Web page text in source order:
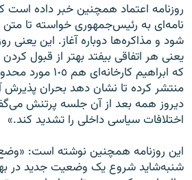
روزنامه اعتماد همچنین خبر داده است
شود و مذاکره‌ها دوباره آغاز. این یعنی
یعنی هر اتفاقی بیفتد بهتر از قبول
که ابراهیم
منتشر کرده تا نشان دهد بحران
دیروز همه بعد از آن جلسه پرتنش
اختلافات سیاسی داخلی را تشدید کند.»
این روزنامه همچنین نوشته است:
شنبه‌شاید شروع یک وضعیت جدید در